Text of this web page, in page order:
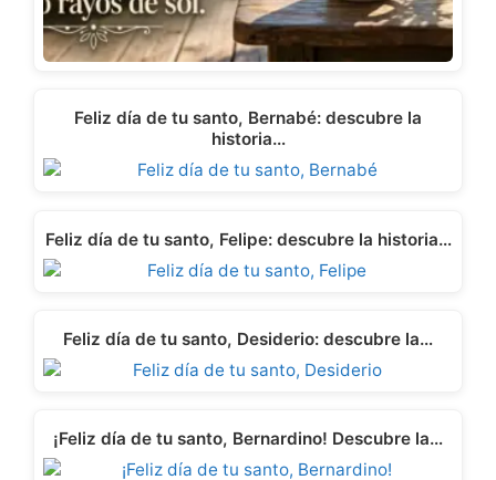
Feliz día de tu santo, Bernabé: descubre la
historia…
Feliz día de tu santo, Felipe: descubre la historia…
Feliz día de tu santo, Desiderio: descubre la…
¡Feliz día de tu santo, Bernardino! Descubre la…